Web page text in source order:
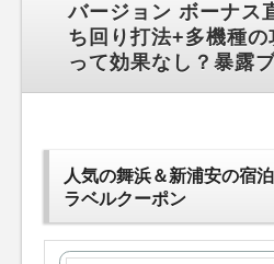
バージョン ボーナス
ち回り打法+多機種の
って効果なし？暴露
人気の舞浜＆新浦安の宿
ラベルクーポン